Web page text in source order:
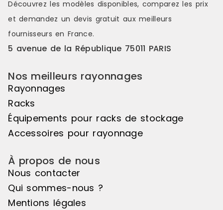
Découvrez les modèles disponibles, comparez les prix
et demandez un devis gratuit aux meilleurs
fournisseurs en France.
5 avenue de la République 75011 PARIS
Nos meilleurs rayonnages
Rayonnages
Racks
Équipements pour racks de stockage
Accessoires pour rayonnage
À propos de nous
Nous contacter
Qui sommes-nous ?
Mentions légales